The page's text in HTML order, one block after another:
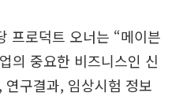
프로덕트 오너는 “메이븐
의 중요한 비즈니스인 신
구결과, 임상시험 정보